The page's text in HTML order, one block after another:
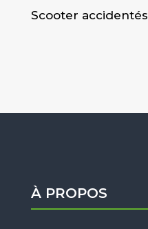
Scooter accidentés
À PROPOS